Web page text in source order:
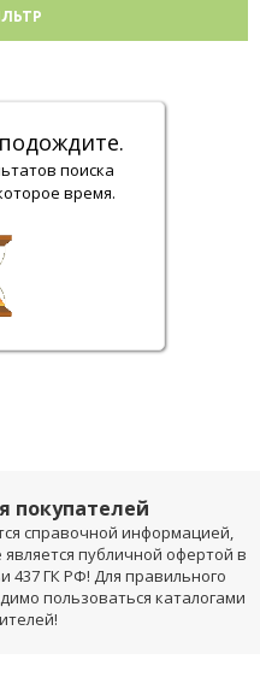
поиска
время.
покупателей
справочной информацией,
публичной офертой в
437 ГК РФ! Для правильного
пользоваться каталогами